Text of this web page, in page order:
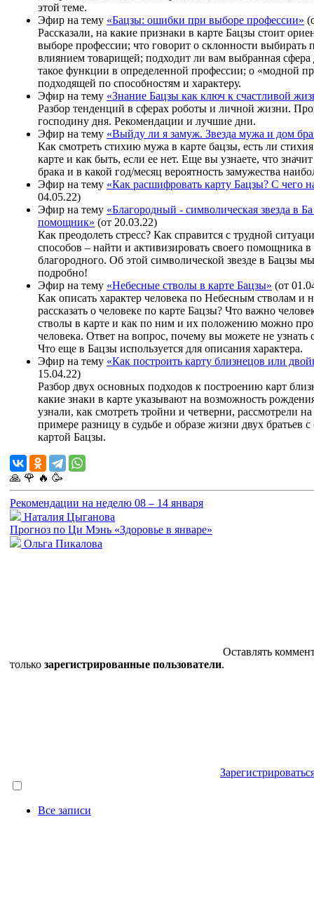
этой теме.
Эфир на тему «Бацзы: ошибки при выборе профессии»
Рассказали, на какие признаки в карте Бацзы стоит
выборе профессии; что говорит о склонности выбирать
влиянием товарищей; подходит ли вам выбранная сфера
такое функции в определенной профессии; о «модной
подходящей по способностям и характеру.
Эфир на тему «Знание Бацзы как ключ к счастливой
Разбор тенденций в сферах роботы и личной жизни.
господину дня. Рекомендации и лучшие дни.
Эфир на тему «Выйду ли я замуж. Звезда мужа и дом
Как смотреть стихию мужа в карте бацзы, есть ли
карте и как быть, если ее нет. Еще вы узнаете, что
брака и в какой год/месяц вероятность замужества
Эфир на тему «Как расшифровать карту Бацзы? С чего
04.05.22)
Эфир на тему «Благородный - символическая звезда в
помощник» (от 20.03.22)
Как преодолеть стресс? Как справится с трудной
способов – найти и активизировать своего помощника
благородного. Об этой символической звезде в Бацзы
подробно!
Эфир на тему «Небесные стволы в карте Бацзы» (от
Как описать характер человека по Небесным стволам и
рассказать о человеке по карте Бацзы? Что важно
стволы в карте и как по ним и их положению можно
человека. Ответ на вопрос, почему вы можете не узнать
Что еще в Бацзы используется для описания характера.
Эфир на тему «Как построить карту близнецов или
15.04.22)
Разбор двух основных подходов к построению карт
какие знаки в карте указывают на возможность
узнали, как смотреть тройни и четверни, рассмотрели
примере разницу в судьбе и образе жизни двух братьев
картой Бацзы.
🙏 🌹 🔥 🥳
Рекомендации на неделю 08 – 14 января
Наталия Цыганова
Прогноз по Ци Мэнь «Здоровье в январе»
Ольга Пикалова
Оставлять
только зарегистрированные пользователи.
Все записи